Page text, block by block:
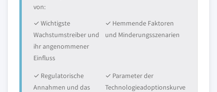
von:
✓ Wichtigste
Wachstumstreiber und
ihr angenommener
Einfluss
✓ Hemmende Faktoren
und Minderungsszenarien
✓ Regulatorische
Annahmen und das
✓ Parameter der
Technologieadoptionskurve